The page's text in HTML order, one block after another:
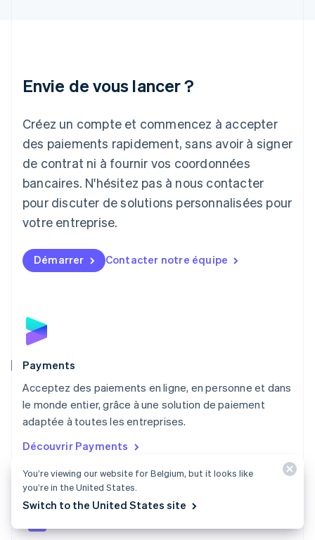
Envie de vous lancer ?
Créez un compte et commencez à accepter
des paiements rapidement, sans avoir à signer
de contrat ni à fournir vos coordonnées
bancaires. N'hésitez pas à nous contacter
pour discuter de solutions personnalisées pour
votre entreprise.
Démarrer Contacter notre équipe
Payments
Acceptez des paiements en ligne, en personne et dans
le monde entier, grâce à une solution de paiement
adaptée à toutes les entreprises.
Découvrir Payments
Japon
Lettonie
English
Liechtenstein
DeutschEnglish
Lituanie
Luxembourg
FrançaisDeutschEnglish
English简体中文
Malte
Norvège
English
English
NederlandsEnglish
Pologne
English
PortuguêsEnglish
R.A.S. de Hong Kong, Chine
简体中文
République tchèque
English
English
You’re viewing our website for Belgium, but it looks like
you’re in the United States.
Switch to the United States site